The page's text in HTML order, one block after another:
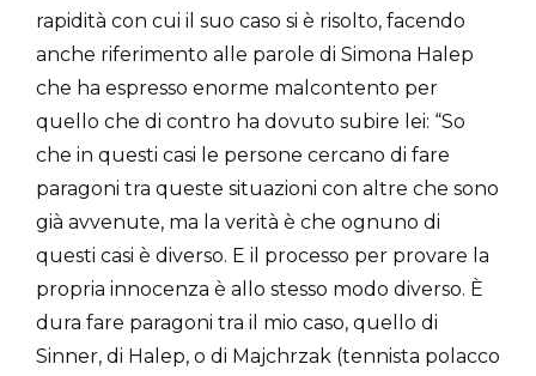
rapidità con cui il suo caso si è risolto, facendo
anche riferimento alle parole di Simona Halep
che ha espresso enorme malcontento per
quello che di contro ha dovuto subire lei: “So
che in questi casi le persone cercano di fare
paragoni tra queste situazioni con altre che sono
già avvenute, ma la verità è che ognuno di
questi casi è diverso. E il processo per provare la
propria innocenza è allo stesso modo diverso. È
dura fare paragoni tra il mio caso, quello di
Sinner, di Halep, o di Majchrzak (tennista polacco